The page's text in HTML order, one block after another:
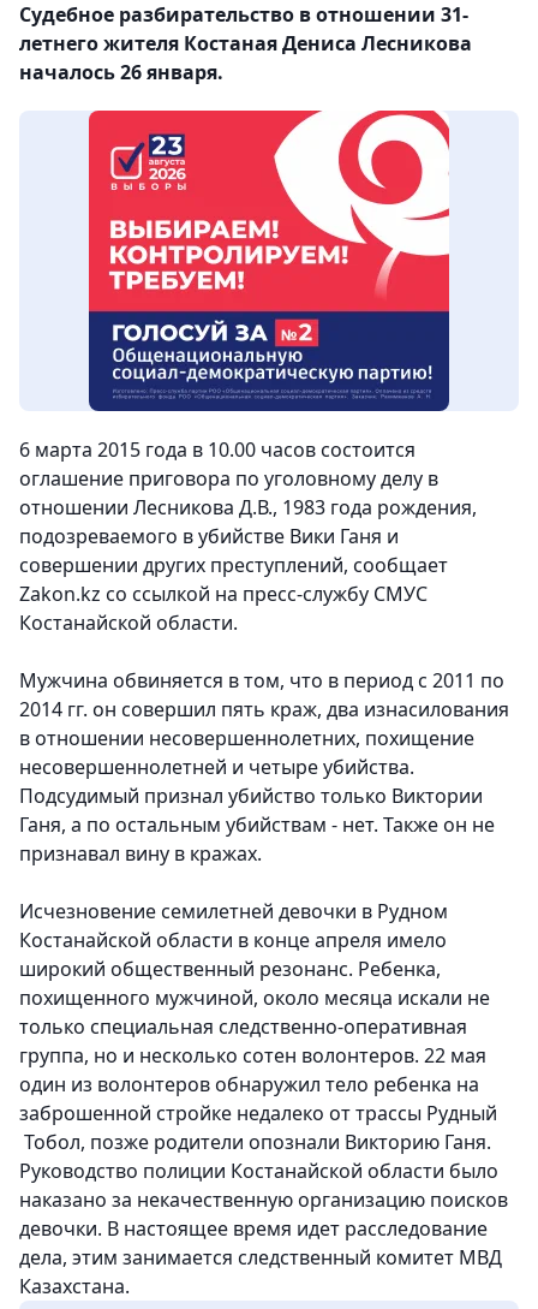
Судебное разбирательство в отношении 31-
летнего жителя Костаная Дениса Лесникова
началось 26 января.
6 марта 2015 года в 10.00 часов состоится
оглашение приговора по уголовному делу в
отношении Лесникова Д.В., 1983 года рождения,
подозреваемого в убийстве Вики Ганя и
совершении других преступлений, сообщает
Zakon.kz со ссылкой на пресс-службу СМУС
Костанайской области.
Мужчина обвиняется в том, что в период с 2011 по
2014 гг. он совершил пять краж, два изнасилования
в отношении несовершеннолетних, похищение
несовершеннолетней и четыре убийства.
Подсудимый признал убийство только Виктории
Ганя, а по остальным убийствам - нет. Также он не
признавал вину в кражах.
Исчезновение семилетней девочки в Рудном
Костанайской области в конце апреля имело
широкий общественный резонанс. Ребенка,
похищенного мужчиной, около месяца искали не
только специальная следственно-оперативная
группа, но и несколько сотен волонтеров. 22 мая
один из волонтеров обнаружил тело ребенка на
заброшенной стройке недалеко от трассы Рудный
Тобол, позже родители опознали Викторию Ганя.
Руководство полиции Костанайской области было
наказано за некачественную организацию поисков
девочки. В настоящее время идет расследование
дела, этим занимается следственный комитет МВД
Казахстана.